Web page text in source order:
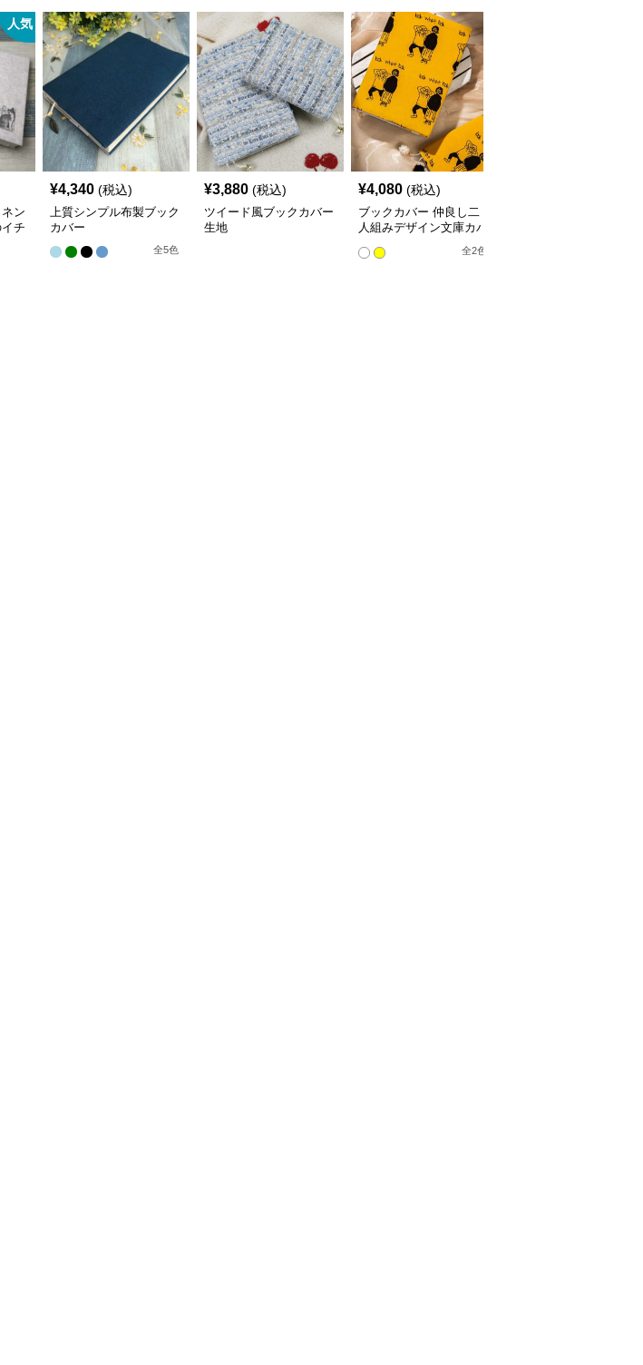
人気
ン
チ
¥4,340 (税込)
上質シンプル布製ブック
カバー
全5色
¥3,880 (税込)
ツイード風ブックカバー
生地
¥4,080 (税込)
ブックカバー 仲良し二
人組みデザイン文庫カバ
全2色